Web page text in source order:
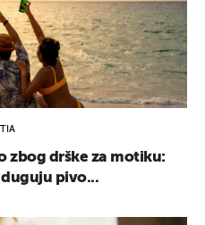
zbog drške za motiku:
duguju pivo...